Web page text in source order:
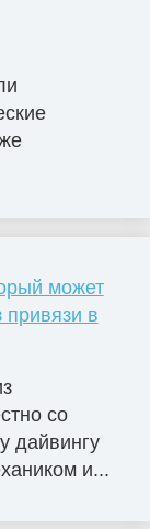
может
привязи в
со
дайвингу
и...